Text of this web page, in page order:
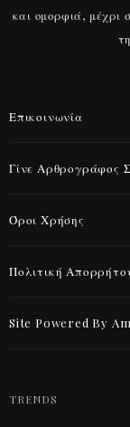
και ομορφιά, μέχρι
Επικοινωνία
Γίνε Αρθρογράφος
Όροι Χρήσης
Πολιτική
Site Powered By
TRENDS